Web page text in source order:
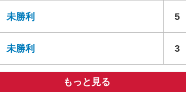
未勝利 5
未勝利 3
もっと見る